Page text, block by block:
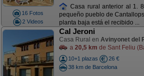
16 Fotos
2 Videos
Casa rural anterior al 1.
pequeño pueblo de
planta baja está el recibido ...
Cal Jeroni
Casa Rural en Avinyonet del
a 20,5 km de Sant Feliu
10+1 plazas
26 €
38 km de Barcelona